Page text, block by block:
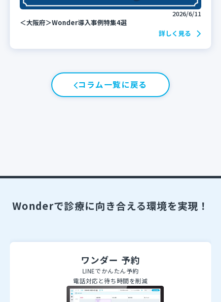
2026/6/11
＜大阪府＞Wonder導入事例特集4選
詳しく見る
コラム一覧に戻る
Wonderで診療に向き合える環境を実現！
ワンダー 予約
LINEでかんたん予約
電話対応と待ち時間を削減